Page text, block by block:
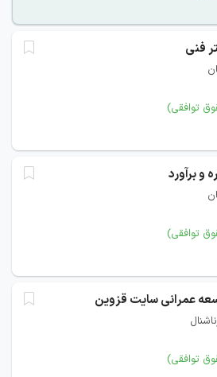
فنی
توافقی)
و برآورد
توافقی)
عمرانی سایت قزوین
توافقی)